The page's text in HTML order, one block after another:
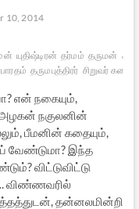
10, 2014
யுதிஷ்டிரன் தர்மம் தருமன்
தருமபுத்திரர் சிறுவர் கதை
என் நகையும்,
அழகன் நகுலனின்
பீமனின் கதையும்,
வேண்டுமா? இந்த
விட்டுவிட்டு
விண்ணவரில்
தன்னலமின்றி